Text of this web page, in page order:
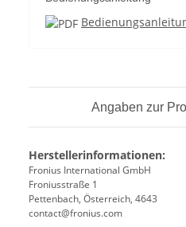
Angaben zur
Herstellerinformationen:
Fronius International GmbH
Froniusstraße 1
Pettenbach, Österreich, 4643
contact@fronius.com